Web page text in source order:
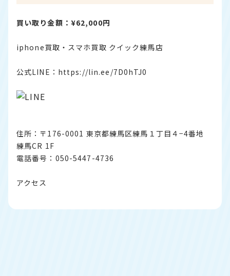
買い取り金額：¥62,000円
iphone買取・スマホ買取 クイック練馬店
公式LINE： https://lin.ee/7D0hTJ0
住所：〒176-0001 東京都練馬区練馬１丁目４−4番地
練馬CR 1F
電話番号：050-5447-4736
アクセス